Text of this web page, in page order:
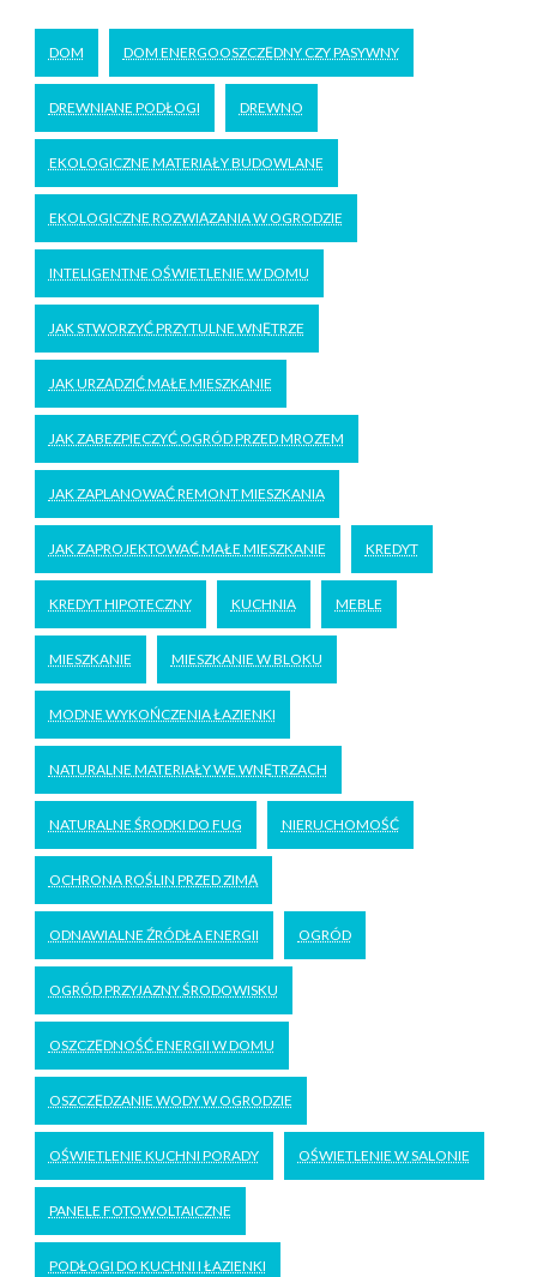
DOM DOM ENERGOOSZCZĘDNY CZY PASYWNY
DREWNIANE PODŁOGI DREWNO
EKOLOGICZNE MATERIAŁY BUDOWLANE
EKOLOGICZNE ROZWIĄZANIA W OGRODZIE
INTELIGENTNE OŚWIETLENIE W DOMU
JAK STWORZYĆ PRZYTULNE WNĘTRZE
JAK URZĄDZIĆ MAŁE MIESZKANIE
JAK ZABEZPIECZYĆ OGRÓD PRZED MROZEM
JAK ZAPLANOWAĆ REMONT MIESZKANIA
JAK ZAPROJEKTOWAĆ MAŁE MIESZKANIE KREDYT
KREDYT HIPOTECZNY KUCHNIA MEBLE
MIESZKANIE MIESZKANIE W BLOKU
MODNE WYKOŃCZENIA ŁAZIENKI
NATURALNE MATERIAŁY WE WNĘTRZACH
NATURALNE ŚRODKI DO FUG NIERUCHOMOŚĆ
OCHRONA ROŚLIN PRZED ZIMĄ
ODNAWIALNE ŹRÓDŁA ENERGII OGRÓD
OGRÓD PRZYJAZNY ŚRODOWISKU
OSZCZĘDNOŚĆ ENERGII W DOMU
OSZCZĘDZANIE WODY W OGRODZIE
OŚWIETLENIE KUCHNI PORADY OŚWIETLENIE W SALONIE
PANELE FOTOWOLTAICZNE
PODŁOGI DO KUCHNI I ŁAZIENKI